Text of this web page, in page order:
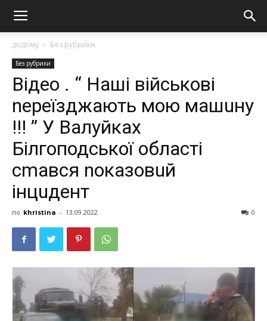
додому Без рубрики
Без рубрики
Відео . “ Наші військові
nереїзджають мою машuну
!!! ” У Валуйках
Бiлгоподської області
сmався nоказовuй
інцuдент
по khristina - 13.09.2022 0